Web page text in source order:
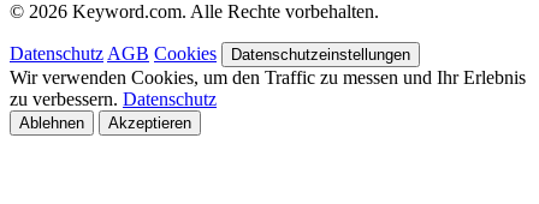
© 2026 Keyword.com. Alle Rechte vorbehalten.
Datenschutz AGB Cookies Datenschutzeinstellungen
Wir verwenden Cookies, um den Traffic zu messen und Ihr Erlebnis
zu verbessern. Datenschutz
Ablehnen Akzeptieren